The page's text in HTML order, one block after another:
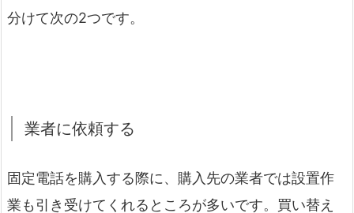
分けて次の2つです。
業者に依頼する
固定電話を購入する際に、購入先の業者では設置作
業も引き受けてくれるところが多いです。買い替え